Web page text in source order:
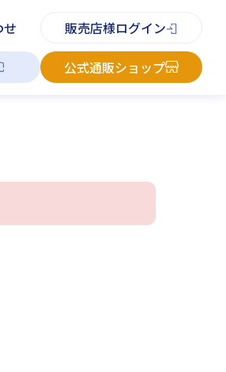
せ 販売店様ログイン
公式通販ショップ
問 お知らせ お問い合わせ